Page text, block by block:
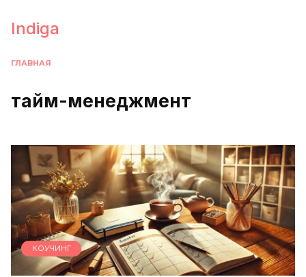
содержанию
Indiga
ГЛАВНАЯ
тайм-менеджмент
КОУЧИНГ